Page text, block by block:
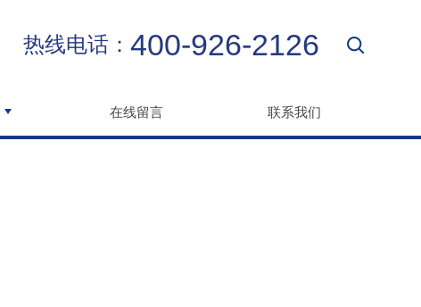
热线电话：400-926-2126
在线留言 联系我们